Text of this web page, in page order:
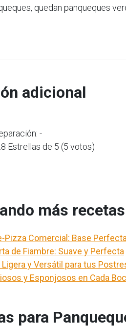
quedan panqueques
adicional
-
Estrellas de 5 (5 votos)
más
Pizza Comercial: Base
de Fiambre: Suave y Perfecta
Ligera y Versátil para tus
y Esponjosos en Cada
para